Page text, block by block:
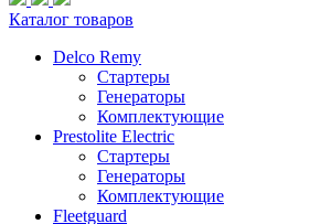
Каталог товаров
Delco Remy
Стартеры
Генераторы
Комплектующие
Prestolite Electric
Стартеры
Генераторы
Комплектующие
Fleetguard